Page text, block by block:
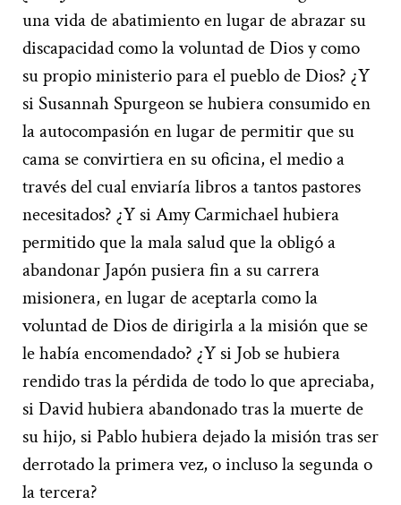
una vida de abatimiento en lugar de abrazar su
discapacidad como la voluntad de Dios y como
su propio ministerio para el pueblo de Dios? ¿Y
si Susannah Spurgeon se hubiera consumido en
la autocompasión en lugar de permitir que su
cama se convirtiera en su oficina, el medio a
través del cual enviaría libros a tantos pastores
necesitados? ¿Y si Amy Carmichael hubiera
permitido que la mala salud que la obligó a
abandonar Japón pusiera fin a su carrera
misionera, en lugar de aceptarla como la
voluntad de Dios de dirigirla a la misión que se
le había encomendado? ¿Y si Job se hubiera
rendido tras la pérdida de todo lo que apreciaba,
si David hubiera abandonado tras la muerte de
su hijo, si Pablo hubiera dejado la misión tras ser
derrotado la primera vez, o incluso la segunda o
la tercera?